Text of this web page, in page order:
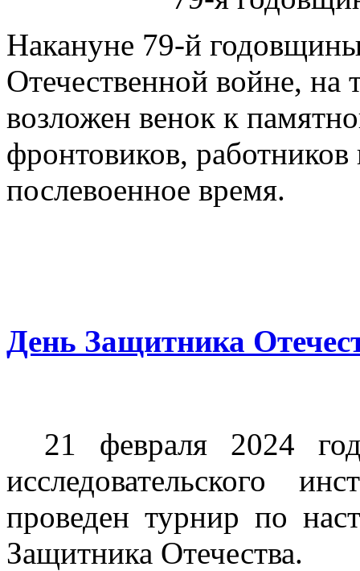
Накануне 79-й
Отечественной войне, на
возложен венок к
фронтовиков,
послевоенное время.
День Защитника
21 февраля 2024
исследовательского
проведен турнир по
Защитника Отечества.